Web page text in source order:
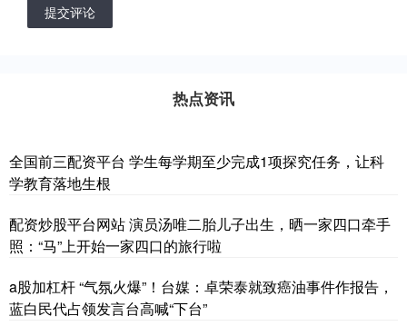
提交评论
热点资讯
全国前三配资平台 学生每学期至少完成1项探究任务，让科
学教育落地生根
配资炒股平台网站 演员汤唯二胎儿子出生，晒一家四口牵手
照：“马”上开始一家四口的旅行啦
a股加杠杆 “气氛火爆”！台媒：卓荣泰就致癌油事件作报告，
蓝白民代占领发言台高喊“下台”